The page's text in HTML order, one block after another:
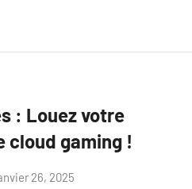
: Louez votre
cloud gaming !
26, 2025